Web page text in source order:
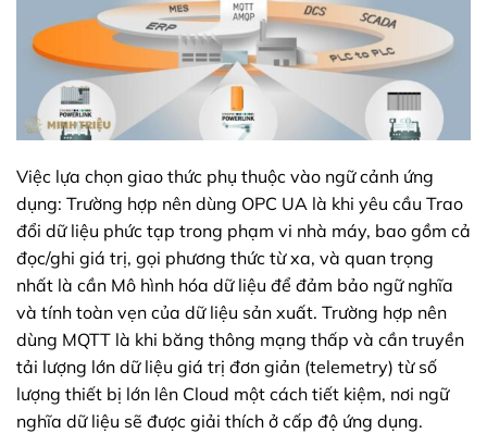
Việc lựa chọn giao thức phụ thuộc vào ngữ cảnh ứng
dụng: Trường hợp nên dùng OPC UA là khi yêu cầu Trao
đổi dữ liệu phức tạp trong phạm vi nhà máy, bao gồm cả
đọc/ghi giá trị, gọi phương thức từ xa, và quan trọng
nhất là cần Mô hình hóa dữ liệu để đảm bảo ngữ nghĩa
và tính toàn vẹn của dữ liệu sản xuất. Trường hợp nên
dùng MQTT là khi băng thông mạng thấp và cần truyền
tải lượng lớn dữ liệu giá trị đơn giản (telemetry) từ số
lượng thiết bị lớn lên Cloud một cách tiết kiệm, nơi ngữ
nghĩa dữ liệu sẽ được giải thích ở cấp độ ứng dụng.